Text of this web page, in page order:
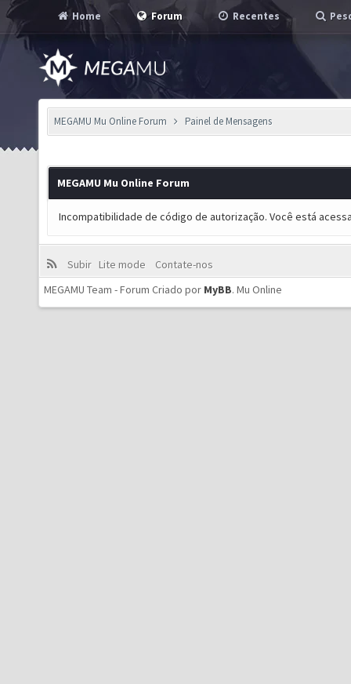
Home Forum Recentes
MEGAMU Mu Online Forum Painel de Mensagens
MEGAMU Mu Online Forum
Incompatibilidade de código de autorização. Você está
Subir Lite mode
Contate-nos
MEGAMU Team - Forum Criado por MyBB. Mu Online